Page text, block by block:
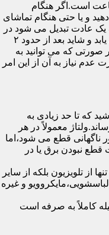
حدود ۶۵ هزار ساعت است.اگر هنگام
و یا حتی هنگام تماشای
یک عادت تبدیل می شود در
نتیجه طول عمر تلویزیون شما کاهش می یابد و شاید بعد از حدود ۲
صورتی که می توانید به
نیاز به آن از این امر
که تا حد زیادی به
معمولاً در هر
ناگهانی قطع می شود،اما
نبودن برق یا در
از تلویزیون بلکه از سایر
و غیره
کاملاً به صرفه است